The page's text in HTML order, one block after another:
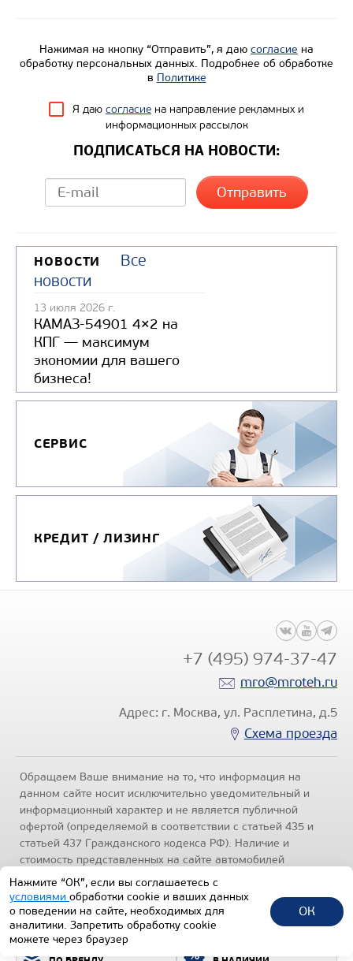
Нажимая на кнопку “Отправить”, я даю согласие на
обработку персональных данных. Подробнее об обработке
в Политике
Я даю согласие на направление рекламных и
информационных рассылок
ПОДПИСАТЬСЯ НА НОВОСТИ:
НОВОСТИ
Все
новости
13 июля 2026 г.
КАМАЗ-54901 4×2 на
КПГ — максимум
экономии для вашего
бизнеса!
СЕРВИС
КРЕДИТ / ЛИЗИНГ
+7 (495) 974-37-47
mro@mroteh.ru
Адрес: г. Москва, ул. Расплетина, д.5
Схема проезда
Обращаем Ваше внимание на то, что информация на
данном сайте носит исключительно уведомительный и
информационный характер и не является публичной
офертой (определяемой в соответствии с статьей 435 и
статьей 437 Гражданского кодекса РФ). Наличие и
стоимость представленных на сайте автомобилей
уточняйте по телефонам отделов продаж, представленных
в разделе "Контакты" настоящего ресурса.
конфиденциальности.
1992-2026 © Все права защищены.
ТЕХИНКОМ
Нажмите “ОК”, если вы соглашаетесь с
условиями обработки cookie и ваших данных
о поведении на сайте, необходимых для
аналитики. Запретить обработку cookie
можете через браузер
ОК